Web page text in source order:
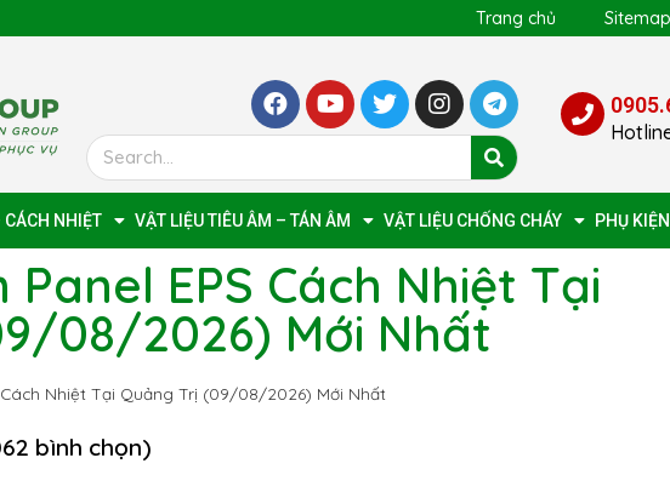
Trang chủ Sitemap
CÁCH NHIỆT VẬT LIỆU TIÊU ÂM – TÁN ÂM VẬT LIỆU CHỐNG CHÁY PHỤ
Panel EPS Cách Nhiệt Tại
08/2026) Mới Nhất
Cách Nhiệt Tại Quảng Trị (09/08/2026) Mới Nhất
bình chọn)